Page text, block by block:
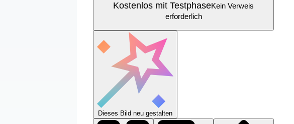
Kostenlos mit TestphaseKein Verweis
erforderlich
Dieses Bild neu gestalten